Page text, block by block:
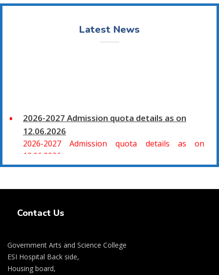
Latest News
2026-2027 Admission quota details as on
12.06.2026
2026-2027 Admission quota details as on
12.06.2026
சிவகாசி, அரசு கலை மற்றும் அறிவியல் கல்லூரியில்
08.06.2026 அன்று B.Sc., கணிதம், B.Sc., கணினி
விலங்கியல் ஆகிய அறிவியல் பாடப்பிரிவுகளுக்கும்,
09.06.2026 அன்று B.Com., வணிகவியல், B.B.A.,
வணிக நிர்வாகவியல், B.A., பொருளியல், B.A., வரலாறு
Contact Us
Government Arts and Science College
ESI Hospital Back side,
Housing board,